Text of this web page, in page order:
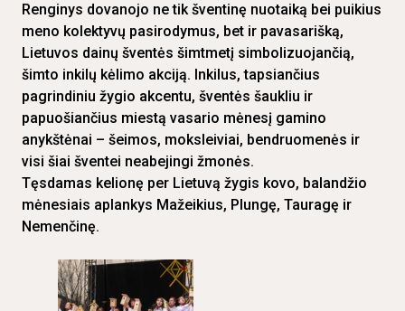
Renginys dovanojo ne tik šventinę nuotaiką bei puikius
meno kolektyvų pasirodymus, bet ir pavasarišką,
Lietuvos dainų šventės šimtmetį simbolizuojančią,
šimto inkilų kėlimo akciją. Inkilus, tapsiančius
pagrindiniu žygio akcentu, šventės šaukliu ir
papuošiančius miestą vasario mėnesį gamino
anykštėnai – šeimos, moksleiviai, bendruomenės ir
visi šiai šventei neabejingi žmonės.
Tęsdamas kelionę per Lietuvą žygis kovo, balandžio
mėnesiais aplankys Mažeikius, Plungę, Tauragę ir
Nemenčinę.